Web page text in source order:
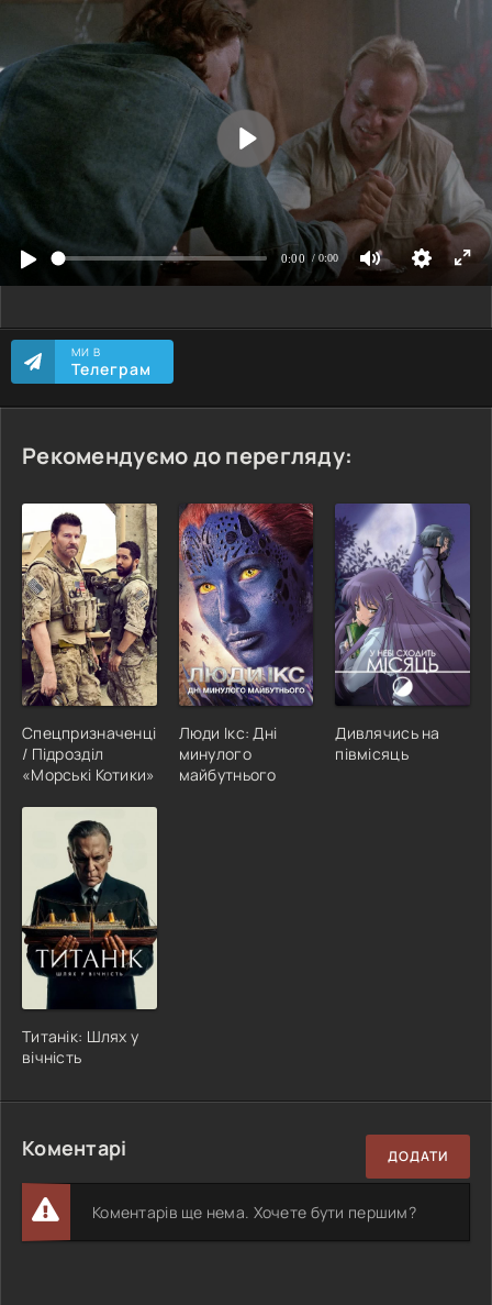
МИ В
Телеграм
Рекомендуємо до перегляду:
Спецпризначенці
/ Підрозділ
«Морські Котики»
Люди Ікс: Дні
минулого
майбутнього
Дивлячись на
півмісяць
Титанік: Шлях у
вічність
Коментарі ДОДАТИ
Коментарів ще нема. Хочете бути першим?